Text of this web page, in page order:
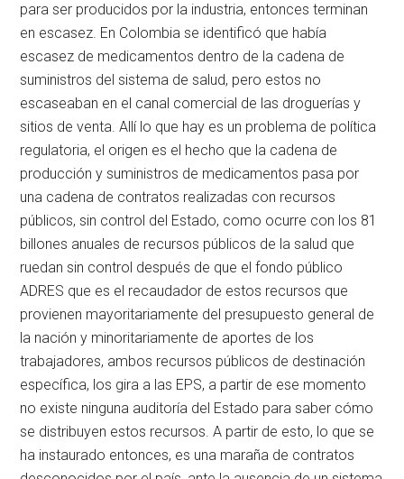
para ser producidos por la industria, entonces terminan
en escasez. En Colombia se identificó que había
escasez de medicamentos dentro de la cadena de
suministros del sistema de salud, pero estos no
escaseaban en el canal comercial de las droguerías y
sitios de venta. Allí lo que hay es un problema de política
regulatoria, el origen es el hecho que la cadena de
producción y suministros de medicamentos pasa por
una cadena de contratos realizadas con recursos
públicos, sin control del Estado, como ocurre con los 81
billones anuales de recursos públicos de la salud que
ruedan sin control después de que el fondo público
ADRES que es el recaudador de estos recursos que
provienen mayoritariamente del presupuesto general de
la nación y minoritariamente de aportes de los
trabajadores, ambos recursos públicos de destinación
específica, los gira a las EPS, a partir de ese momento
no existe ninguna auditoría del Estado para saber cómo
se distribuyen estos recursos. A partir de esto, lo que se
ha instaurado entonces, es una maraña de contratos